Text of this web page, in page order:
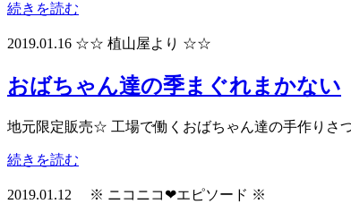
続きを読む
2019.01.16 ☆☆ 植山屋より ☆☆
おばちゃん達の季まぐれまかない
地元限定販売☆ 工場で働くおばちゃん達の手作りさ
続きを読む
2019.01.12 ※ ニコニコ❤エピソード ※